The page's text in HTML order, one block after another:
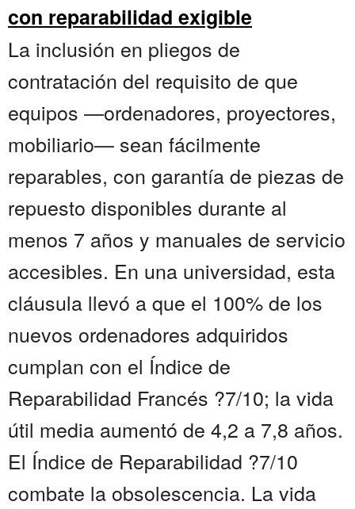
con reparabilidad exigible
La inclusión en pliegos de
contratación del requisito de que
equipos —ordenadores, proyectores,
mobiliario— sean fácilmente
reparables, con garantía de piezas de
repuesto disponibles durante al
menos 7 años y manuales de servicio
accesibles. En una universidad, esta
cláusula llevó a que el 100% de los
nuevos ordenadores adquiridos
cumplan con el Índice de
Reparabilidad Francés ?7/10; la vida
útil media aumentó de 4,2 a 7,8 años.
El Índice de Reparabilidad ?7/10
combate la obsolescencia. La vida